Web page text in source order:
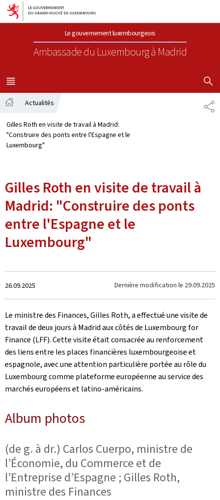
Aller au menu principal
Aller au contenu
Le gouvernement luxembourgeois
Ambassade du Luxembourgà Madrid
MENU
PRINCIPAL
Actualités
Gilles Roth en visite de travail à Madrid:
"Construire des ponts entre l'Espagne et le
Luxembourg"
Gilles Roth en visite de travail à
Madrid: "Construire des ponts
entre l'Espagne et le
Luxembourg"
Crée
le
26.09.2025 Dernière modification le 29.09.2025
Le ministre des Finances, Gilles Roth, a effectué une visite de
travail de deux jours à Madrid aux côtés de Luxembourg for
Finance (LFF). Cette visite était consacrée au renforcement
des liens entre les places financières luxembourgeoise et
espagnole, avec une attention particulière portée au rôle du
Luxembourg comme plateforme européenne au service des
marchés européens et latino-américains.
Album photos
(de g. à dr.) Carlos Cuerpo, ministre de
l’Économie, du Commerce et de
l’Entreprise d’Espagne ; Gilles Roth,
ministre des Finances